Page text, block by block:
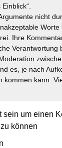
nicht
Worte
Ihre
Verantwortung
es, je nach
kommen kann.
sein um einen
können